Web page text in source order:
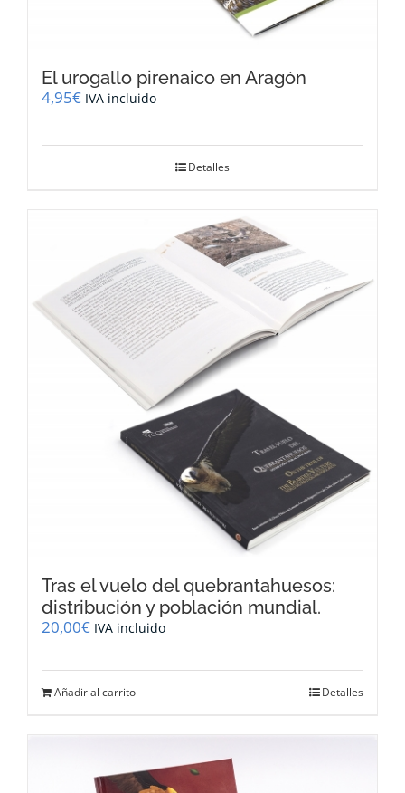
El urogallo pirenaico en Aragón
4,95€ IVA incluido
Detalles
Tras el vuelo del quebrantahuesos:
distribución y población mundial.
20,00€ IVA incluido
Añadir al carrito Detalles